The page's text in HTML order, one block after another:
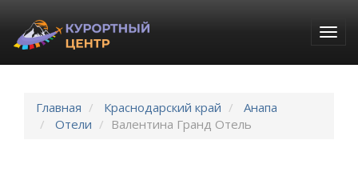
Главная Краснодарский край
Анапа
Отели
Валентина Гранд Отель